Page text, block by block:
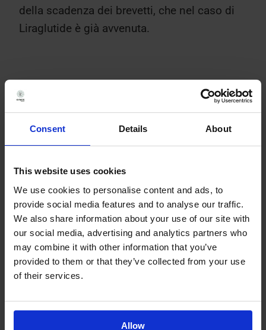
Consent Details About
This website uses cookies
We use cookies to personalise content and ads, to
provide social media features and to analyse our traffic.
We also share information about your use of our site with
our social media, advertising and analytics partners who
may combine it with other information that you’ve
provided to them or that they’ve collected from your use
of their services.
Allow
della scadenza dei brevetti, che nel caso di
Liraglutide è già avvenuta.
Sviluppo di biosimilari
Il mercato dei biosimilari è saldamente
consolidato e in costante crescita grazie
suo sviluppo presenta enormi complessità e
sfide. L’approvazione normativa di nuovi
biosimilari richiede un’ampia comparabilità
con prodotti di riferimento consolidati e
commercializzati, poiché deve includere
termini di struttura che di funzione.